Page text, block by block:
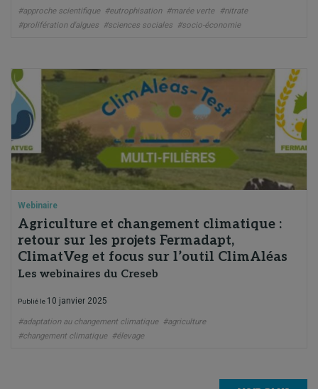
#approche scientifique #eutrophisation #marée verte
#nitrate
#prolifération d'algues
#sciences sociales #socio-économie
Webinaire
Agriculture et changement climatique :
retour sur les projets Fermadapt,
ClimatVeg et focus sur l’outil ClimAléas
Les webinaires du Creseb
Publié le 10 janvier 2025
#adaptation au changement climatique
#agriculture
#changement climatique
#élevage